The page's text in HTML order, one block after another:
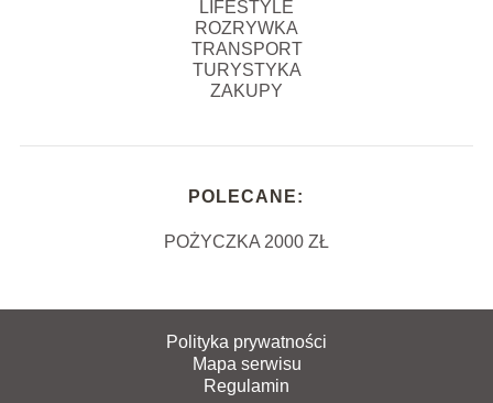
LIFESTYLE
ROZRYWKA
TRANSPORT
TURYSTYKA
ZAKUPY
POLECANE:
POŻYCZKA 2000 ZŁ
Polityka prywatności
Mapa serwisu
Regulamin